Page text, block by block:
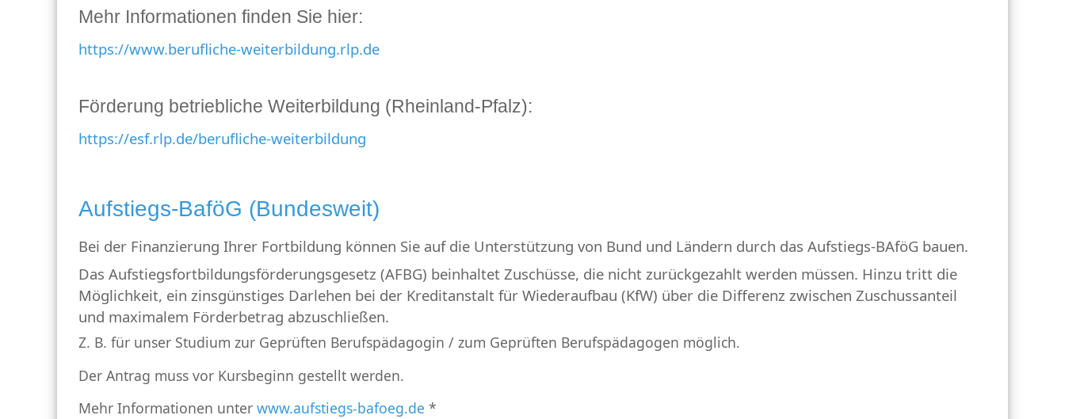
Mehr Informationen finden Sie hier:
https://www.berufliche-weiterbildung.rlp.de
Förderung betriebliche Weiterbildung (Rheinland-Pfalz):
https://esf.rlp.de/berufliche-weiterbildung
Aufstiegs-BaföG (Bundesweit)
Bei der Finanzierung Ihrer Fortbildung können Sie auf die Unterstützung von Bund und Ländern durch das Aufstiegs-BAföG bauen.
Das Aufstiegsfortbildungsförderungsgesetz (AFBG) beinhaltet Zuschüsse, die nicht zurückgezahlt werden müssen. Hinzu tritt die
Möglichkeit, ein zinsgünstiges Darlehen bei der Kreditanstalt für Wiederaufbau (KfW) über die Differenz zwischen Zuschussanteil
und maximalem Förderbetrag abzuschließen.
Z. B. für unser Studium zur Geprüften Berufspädagogin / zum Geprüften Berufspädagogen möglich.
Der Antrag muss vor Kursbeginn gestellt werden.
Mehr Informationen unter www.aufstiegs-bafoeg.de *